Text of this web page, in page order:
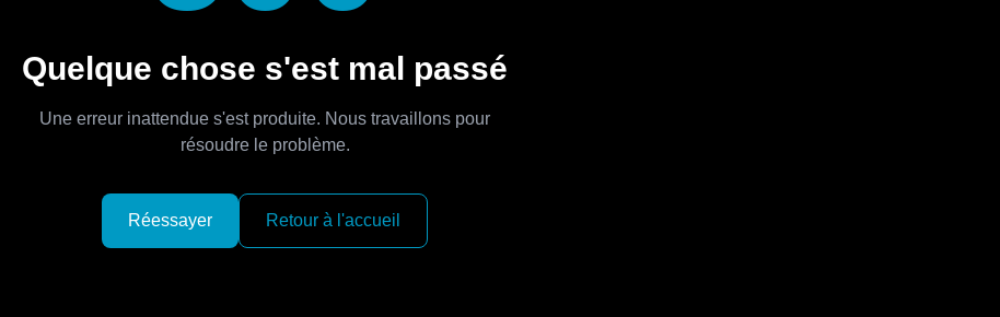
Quelque chose s'est mal passé
Une erreur inattendue s'est produite. Nous travaillons pour
résoudre le problème.
Réessayer Retour à l'accueil